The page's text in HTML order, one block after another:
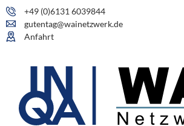
+49 (0)6131 6039844
gutentag@wainetzwerk.de
Anfahrt